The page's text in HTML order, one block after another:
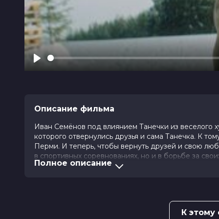
Play
Описание фильма
Иван Семёнов под влиянием Танечки из веселого
которого отвернулись друзья и сама Танечка. К
Перми. И теперь, чтобы вернуть друзей и свою
в спортивных соревнованиях, но и в борьбе за
Полное описание
К